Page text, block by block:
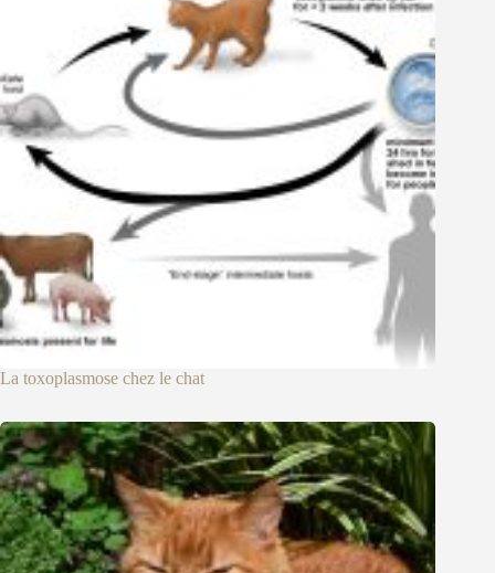
La toxoplasmose chez le chat